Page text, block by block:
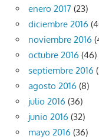
enero 2017 (23)
diciembre 2016
noviembre 2016
octubre 2016 (46)
septiembre 2016
agosto 2016 (8)
julio 2016 (36)
junio 2016 (32)
mayo 2016 (36)